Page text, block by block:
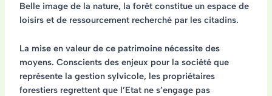
Belle image de la nature, la forêt constitue un espace de
loisirs et de ressourcement recherché par les citadins.
La mise en valeur de ce patrimoine nécessite des
moyens. Conscients des enjeux pour la société que
représente la gestion sylvicole, les propriétaires
forestiers regrettent que l’Etat ne s’engage pas